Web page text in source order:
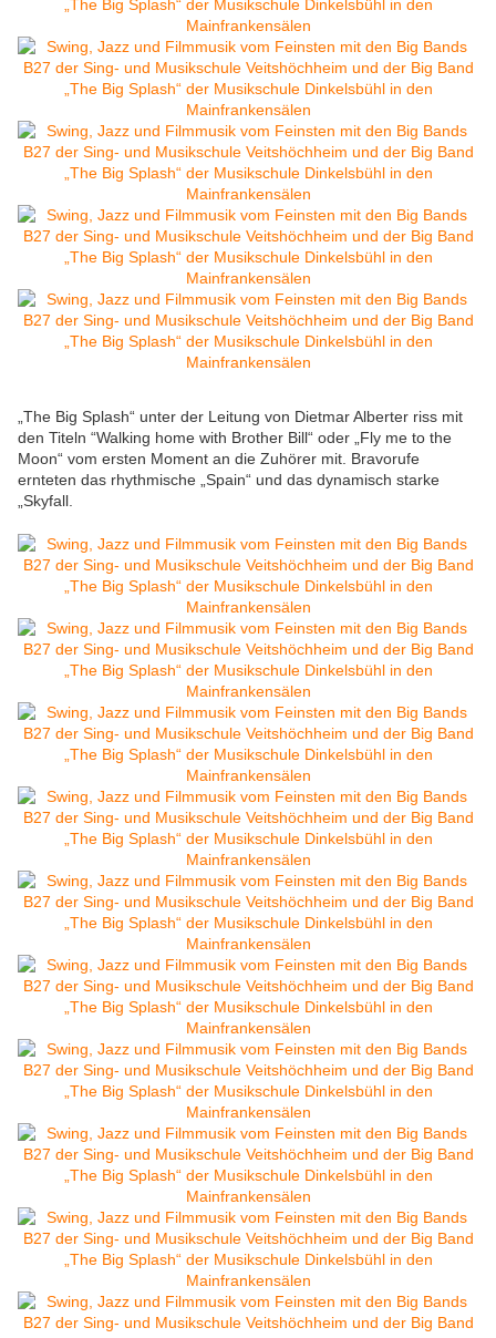
„The Big Splash“ unter der Leitung von Dietmar Alberter riss mit
den Titeln “Walking home with Brother Bill“ oder „Fly me to the
Moon“ vom ersten Moment an die Zuhörer mit. Bravorufe
ernteten das rhythmische „Spain“ und das dynamisch starke
„Skyfall.